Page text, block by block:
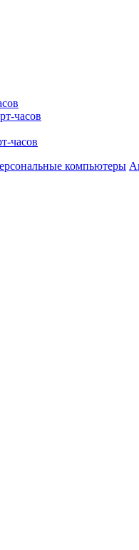
часов
часов
компьютеры